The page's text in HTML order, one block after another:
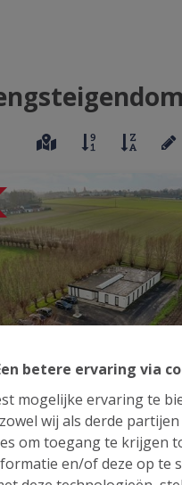
betere ervaring via
mogelijke ervaring te
wij als derde
om toegang te krijgen
en/of deze op te
Kantoorpand met